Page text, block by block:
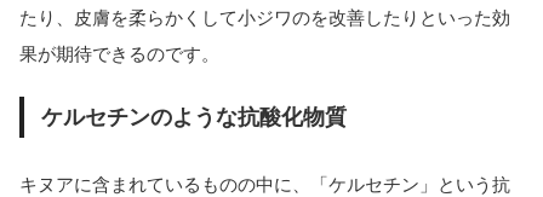
たり、皮膚を柔らかくして小ジワのを改善したりといった効
果が期待できるのです。
ケルセチンのような抗酸化物質
キヌアに含まれているものの中に、「ケルセチン」という抗